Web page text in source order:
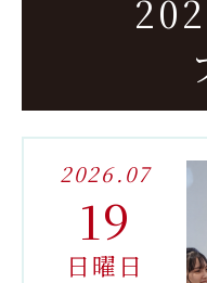
2026.07
19
日曜日